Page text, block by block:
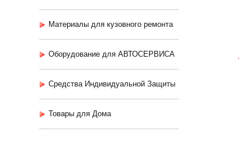
Материалы для кузовного ремонта
Оборудование для АВТОСЕРВИСА
Средства Индивидуальной Защиты
Товары для Дома